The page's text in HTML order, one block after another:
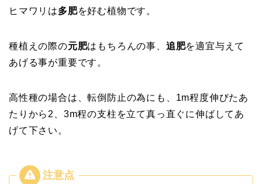
ヒマワリは多肥を好む植物です。
種植えの際の元肥はもちろんの事、 追肥を適宜与えて
あげる事が重要です。
高性種の場合は、転倒防止の為にも、1m程度伸びたあ
たりから2、3m程の支柱を立て真っ直ぐに伸ばしてあ
げて下さい。